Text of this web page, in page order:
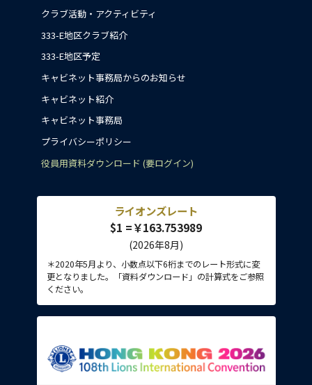
クラブ活動・アクティビティ
333-E地区クラブ紹介
333-E地区予定
キャビネット事務局からのお知らせ
キャビネット紹介
キャビネット事務局
プライバシーポリシー
役員用資料ダウンロード (要ログイン)
ライオンズレート
$1 =￥163.753989
(2026年8月)
＊2020年5月より、小数点以下6桁までのレート形式に変
更となりました。「資料ダウンロード」の計算式をご参照
ください。